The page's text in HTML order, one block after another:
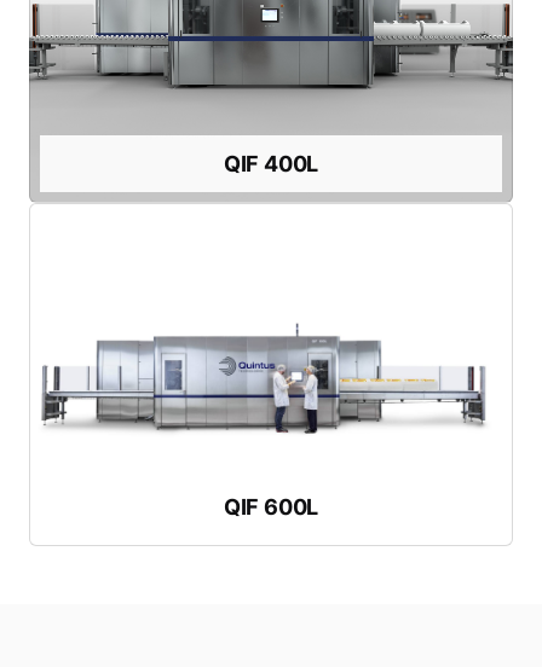
QIF 400L
QIF 400L
중대형 생산을 위한 완벽한 HPP 프레스
시간당 처리량: 최대 3,000kg / 6,600파운드
용기직경:47cm / 18.5인치
용량: 400리터 / 103 US gl
QIF 600L
세계 최대 HPP 프레스 - 높은 생산 수요에 대비
시간당 처리량:최대 4,150kg / 9,140파운드
용기 직경: 47cm / 18.5인치
용기 용량:600리터 / 158 US gl